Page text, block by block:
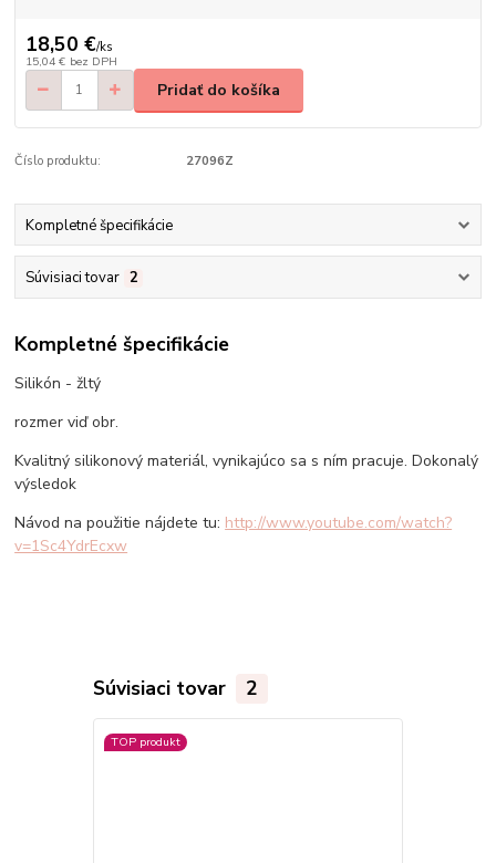
18,50 €/ks
15,04 € bez DPH
Pridať do košíka
Číslo produktu: 27096Z
Kompletné špecifikácie
Súvisiaci tovar 2
Kompletné špecifikácie
Silikón - žltý
rozmer viď obr.
Kvalitný silikonový materiál, vynikajúco sa s ním pracuje. Dokonalý
výsledok
Návod na použitie nájdete tu: http://www.youtube.com/watch?
v=1Sc4YdrEcxw
Súvisiaci tovar 2
TOP produkt